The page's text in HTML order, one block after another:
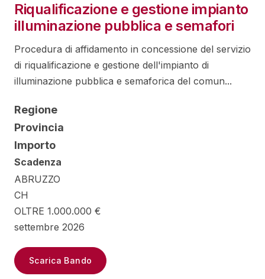
Riqualificazione e gestione impianto
illuminazione pubblica e semafori
Procedura di affidamento in concessione del servizio
di riqualificazione e gestione dell'impianto di
illuminazione pubblica e semaforica del comun...
Regione
Provincia
Importo
Scadenza
ABRUZZO
CH
OLTRE 1.000.000 €
settembre 2026
Scarica Bando